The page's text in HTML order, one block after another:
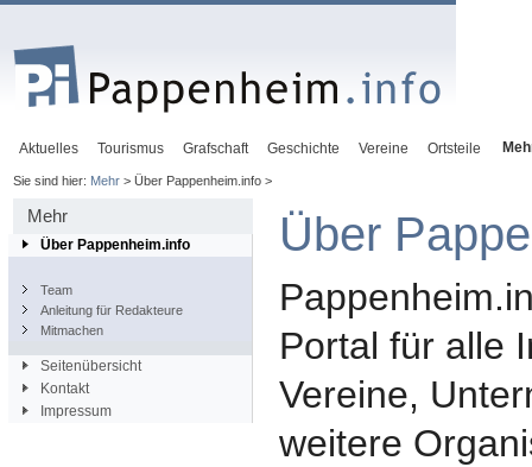
Aktuelles Tourismus Grafschaft Geschichte Vereine Ortsteile
Sie sind hier: Mehr> Über Pappenheim.info >
Mehr
Über Pappenheim.info
Team
Anleitung für Redakteure
Mitmachen
Seitenübersicht
Kontakt
Impressum
Über
Portal für alle
Vereine,
weitere